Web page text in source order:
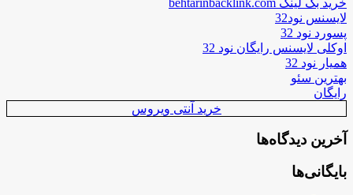
لایسنس نود32
پسورد نود 32
اوکلی لایسنس رایگان نود 32
همیار نود 32
بهترین سئو
رایگان
خرید آنتی ویروس
آخرین دیدگاه‌ها
بایگانی‌ها